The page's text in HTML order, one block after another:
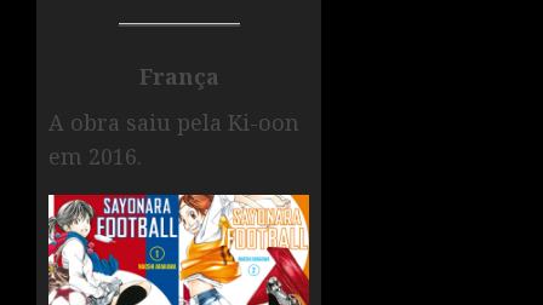
França
A obra saiu pela Ki-oon
em 2016.